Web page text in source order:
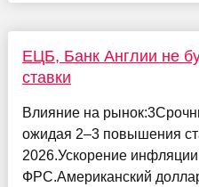
ЕЦБ, Банк Англии не
ставки
Влияние на
ожидая 2–3 повышения
2026.Ускорение
ФРС.Американский